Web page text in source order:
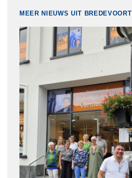
MEER NIEUWS UIT BREDEVOORT